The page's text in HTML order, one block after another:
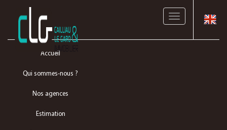
Toggle
Accueil
Qui sommes-nous ?
Nos agences
Estimation